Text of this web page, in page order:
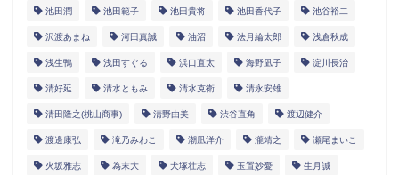
池田潤 池田範子 池田貴将 池田香代子 池谷裕二
沢渡あまね 河田真誠 油沼 法月綸太郎 浅倉秋成
浅生鴨 浅田すぐる 浜口直太 海野凪子 淀川長治
清好延 清水ともみ 清水克衛 清永安雄
清田隆之(桃山商事) 清野由美 渋谷直角 渡辺健介
渡邊康弘 滝乃みわこ 潮凪洋介 瀧靖之 瀬尾まいこ
火坂雅志 為末大 犬塚壮志 玉置妙憂 生月誠